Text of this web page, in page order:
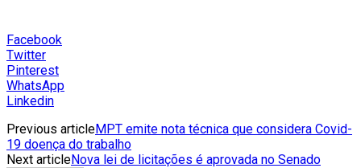
Facebook
Twitter
Pinterest
WhatsApp
Linkedin
Previous articleMPT emite nota técnica que considera Covid-
19 doença do trabalho
Next articleNova lei de licitações é aprovada no Senado